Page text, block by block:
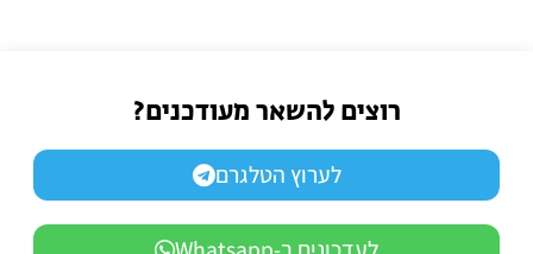
רוצים להשאר מעודכנים?
לערוץ הטלגרם